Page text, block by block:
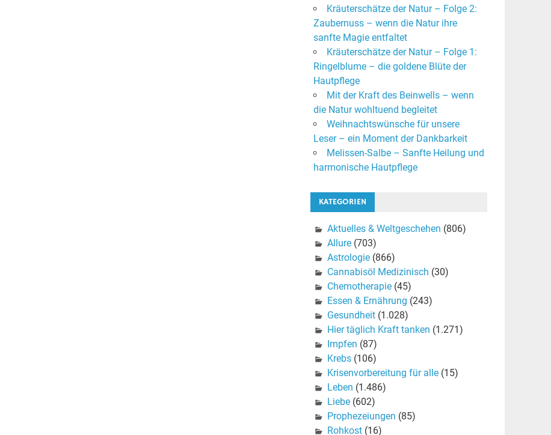
Kräuterschätze der Natur – Folge 2:
Zaubernuss – wenn die Natur ihre
sanfte Magie entfaltet
Kräuterschätze der Natur – Folge 1:
Ringelblume – die goldene Blüte der
Hautpflege
Mit der Kraft des Beinwells – wenn
die Natur wohltuend begleitet
Weihnachtswünsche für unsere
Leser – ein Moment der Dankbarkeit
Melissen-Salbe – Sanfte Heilung und
harmonische Hautpflege
KATEGORIEN
Aktuelles & Weltgeschehen (806)
Allure(703)
Astrologie(866)
Cannabisöl Medizinisch (30)
Chemotherapie(45)
Essen & Ernährung (243)
Gesundheit(1.028)
Hier täglich Kraft tanken (1.271)
Impfen (87)
Krebs(106)
Krisenvorbereitung für alle(15)
Leben (1.486)
Liebe(602)
Prophezeiungen (85)
Rohkost(16)